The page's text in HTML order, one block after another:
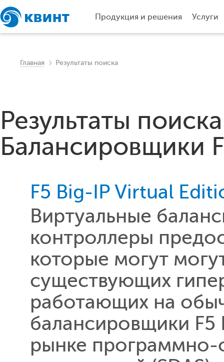
Продукция и решения Услуги
Главная Результаты поиска
Результаты
Балансировщики
F5 Big-IP Virtual
Виртуальные
контроллеры
которые могут
существующих
работающих на
балансировщики F5
рынке